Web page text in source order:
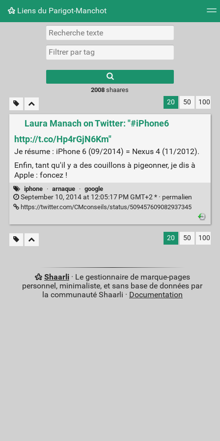
Liens du Parigot-Manchot
Nuage de tags Mur d'images
2008 shaares
20 50 100
Laura Manach on Twitter: "#iPhone6
http://t.co/Hp4rGjN6Km"
Je résume : iPhone 6 (09/2014) = Nexus 4 (11/2012).
Enfin, tant qu'il y a des couillons à pigeonner, je dis à
Apple : foncez !
iphone · arnaque · google
September 10, 2014 at 12:05:17 PM GMT+2 * · permalien
https://twitter.com/CMconseils/status/509457609082937345
20 50 100
Shaarli· Le gestionnaire de marque-pages
personnel, minimaliste, et sans base de données par
la communauté Shaarli · Documentation